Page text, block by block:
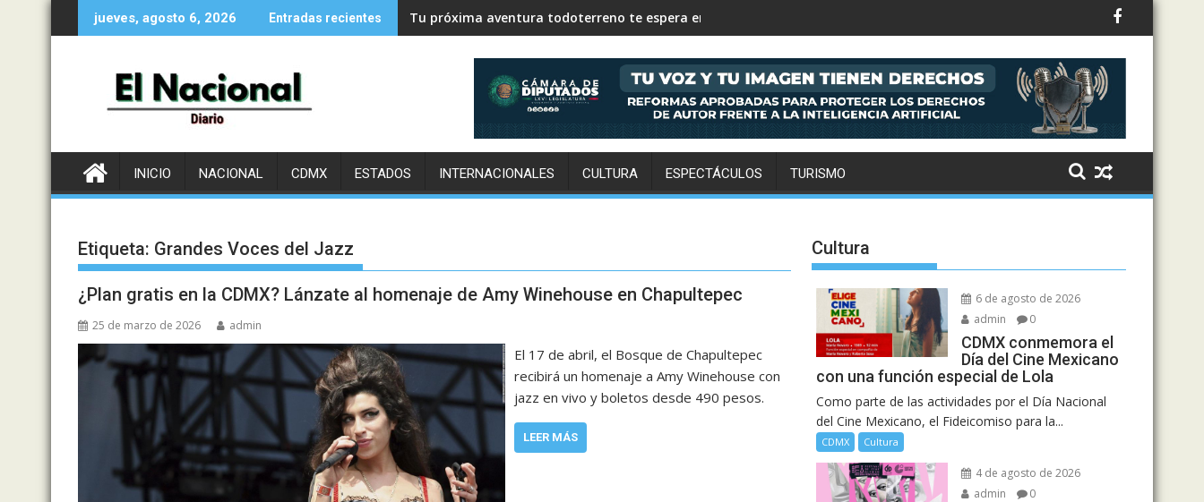
al
jueves, agosto 6, 2026 Entradas recientes Tu próxima aventura todoterreno te espera en San Felipe
INICIO NACIONAL CDMX ESTADOS INTERNACIONALES CULTURA ESPECTÁCULOS TURISMO
Etiqueta: Grandes Voces del Jazz
¿Plan gratis en la CDMX? Lánzate al homenaje de Amy Winehouse en Chapultepec
25 de marzo de 2026 admin
El 17 de abril, el Bosque de Chapultepec
recibirá un homenaje a Amy Winehouse con
jazz en vivo y boletos desde 490 pesos.
LEER MÁS
Cultura
6 de agosto de 2026
admin
0
CDMX conmemora el
Día del Cine Mexicano
con una función especial de Lola
Como parte de las actividades por el Día Nacional
del Cine Mexicano, el Fideicomiso para la...
CDMX Cultura
4 de agosto de 2026
admin
0